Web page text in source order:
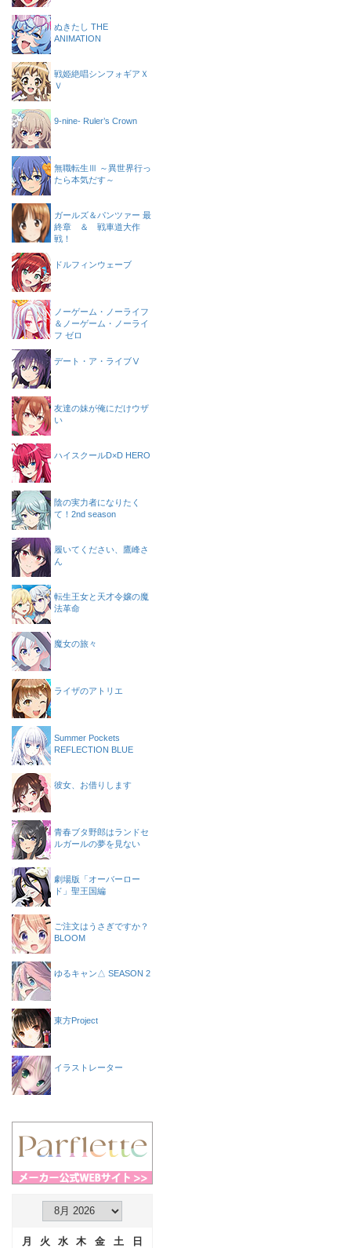
ぬきたし THE
ANIMATION
戦姫絶唱シンフォギアＸ
Ｖ
9-nine- Ruler’s Crown
無職転生Ⅲ ～異世界行っ
たら本気だす～
ガールズ＆パンツァー 最
終章 ＆ 戦車道大作
戦！
ドルフィンウェーブ
ノーゲーム・ノーライフ
＆ノーゲーム・ノーライ
フ ゼロ
デート・ア・ライブⅤ
友達の妹が俺にだけウザ
い
ハイスクールD×D HERO
陰の実力者になりたく
て！2nd season
履いてください、鷹峰さ
ん
転生王女と天才令嬢の魔
法革命
魔女の旅々
ライザのアトリエ
Summer Pockets
REFLECTION BLUE
彼女、お借りします
青春ブタ野郎はランドセ
ルガールの夢を見ない
劇場版「オーバーロー
ド」聖王国編
ご注文はうさぎですか？
BLOOM
ゆるキャン△ SEASON 2
東方Project
イラストレーター
月 火 水 木 金 土
日